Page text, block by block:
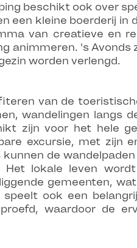
beschikt ook over
een kleine boerderij in
van creatieve en
animmeren. 's Avonds
worden verlengd.
van de
wandelingen langs
zijn voor het hele
excursie, met zijn
de
Het lokale leven
gemeenten,
ook een
waardoor de